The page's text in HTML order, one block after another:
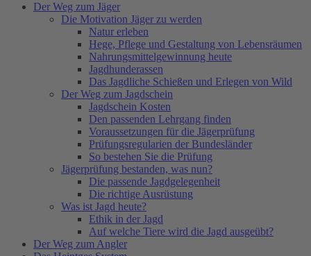
Der Weg zum Jäger
Die Motivation Jäger zu werden
Natur erleben
Hege, Pflege und Gestaltung von Lebensräumen
Nahrungsmittelgewinnung heute
Jagdhunderassen
Das Jagdliche Schießen und Erlegen von Wild
Der Weg zum Jagdschein
Jagdschein Kosten
Den passenden Lehrgang finden
Voraussetzungen für die Jägerprüfung
Prüfungsregularien der Bundesländer
So bestehen Sie die Prüfung
Jägerprüfung bestanden, was nun?
Die passende Jagdgelegenheit
Die richtige Ausrüstung
Was ist Jagd heute?
Ethik in der Jagd
Auf welche Tiere wird die Jagd ausgeübt?
Der Weg zum Angler